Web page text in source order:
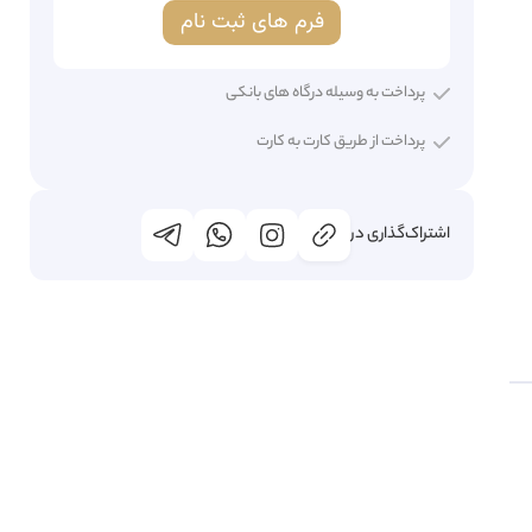
فرم های ثبت نام
پرداخت به وسیله درگاه های بانکی
پرداخت از طریق کارت به کارت
اشتراک‌گذاری در